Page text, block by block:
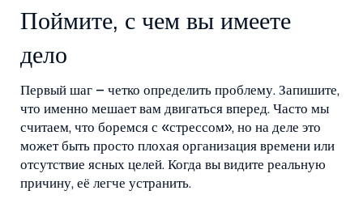
Поймите, с чем вы имеете
дело
Первый шаг – четко определить проблему. Запишите,
что именно мешает вам двигаться вперед. Часто мы
считаем, что боремся с «стрессом», но на деле это
может быть просто плохая организация времени или
отсутствие ясных целей. Когда вы видите реальную
причину, её легче устранить.